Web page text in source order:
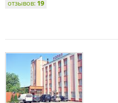
отзывов: 19